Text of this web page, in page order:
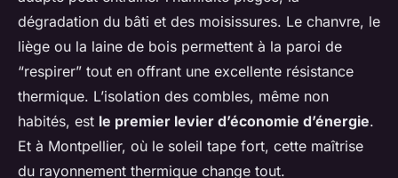
dégradation du bâti et des moisissures. Le chanvre, le
liège ou la laine de bois permettent à la paroi de
“respirer” tout en offrant une excellente résistance
thermique. L’isolation des combles, même non
habités, est le premier levier d’économie d’énergie.
Et à Montpellier, où le soleil tape fort, cette maîtrise
du rayonnement thermique change tout.